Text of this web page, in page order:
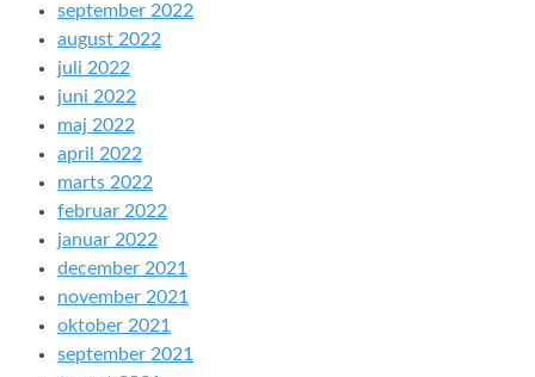
september 2022
august 2022
juli 2022
juni 2022
maj 2022
april 2022
marts 2022
februar 2022
januar 2022
december 2021
november 2021
oktober 2021
september 2021